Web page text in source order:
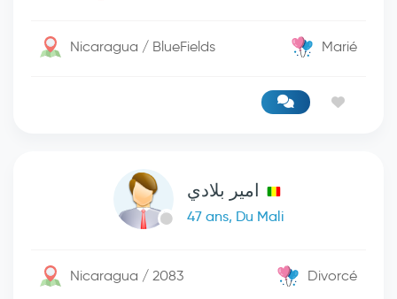
Nicaragua / BlueFields Marié
امير بلادي
47 ans, Du Mali
Nicaragua / 2083 Divorcé